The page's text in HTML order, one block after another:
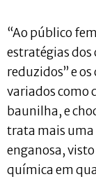
“Ao público
estratégias dos
reduzidos” e
variados como
baunilha, e
trata mais
enganosa,
química em